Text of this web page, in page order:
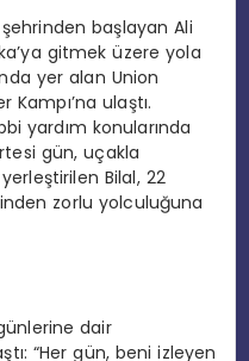
şehrinden başlayan Ali
gitmek üzere yola
yer alan Union
ulaştı.
yardım konularında
gün, uçakla
Bilal, 22
zorlu yolculuğuna
dair
“Her gün, beni izleyen